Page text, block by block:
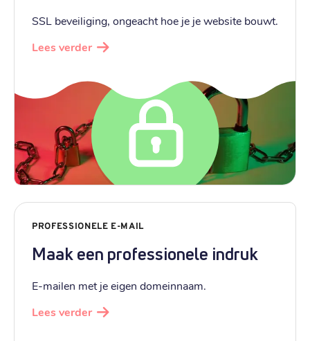
SSL beveiliging, ongeacht hoe je je website bouwt.
Lees verder
PROFESSIONELE E-MAIL
Maak een professionele indruk
E-mailen met je eigen domeinnaam.
Lees verder